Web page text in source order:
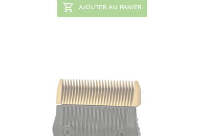
AJOUTER AU PANIER